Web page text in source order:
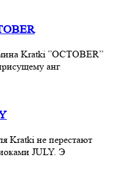
Kratki ”OCTOBER”
анг
Kratki не перестают
JULY. Э